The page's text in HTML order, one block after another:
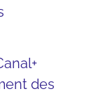
des